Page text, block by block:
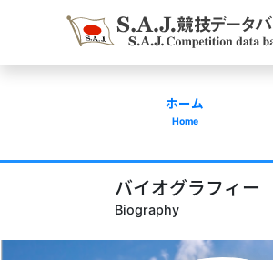
ホーム
Home
バイオグラフィー
Biography